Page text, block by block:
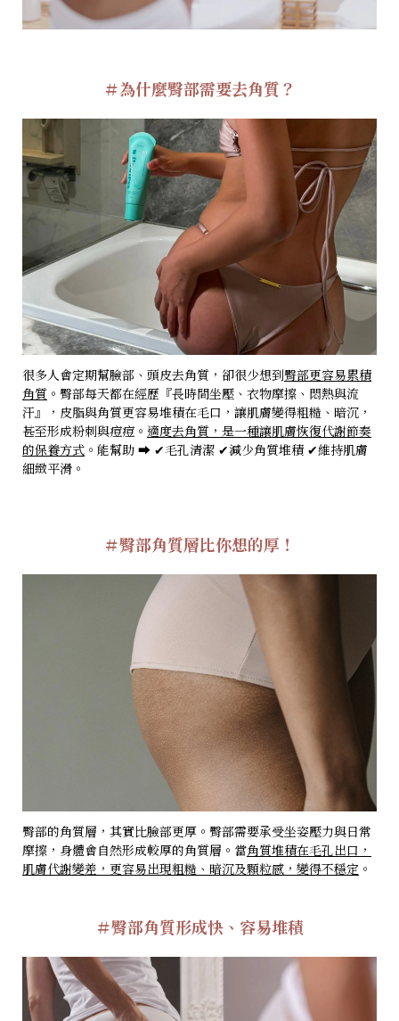
＃為什麼臀部需要去角質？
很多人會定期幫臉部、頭皮去角質，卻很少想到臀部更容易累積
角質 。臀部每天都在經歷『長時間坐壓、衣物摩擦、悶熱與流
汗』，皮脂與角質更容易堆積在毛口，讓肌膚變得粗糙、暗沉，
甚至形成粉刺與痘痘。 適度去角質，是一種讓肌膚恢復代謝節奏
的保養方式 。能幫助 ➡️ ✔毛孔清潔 ✔減少角質堆積 ✔維持肌膚
細緻平滑。
＃臀部角質層比你想的厚！
臀部的角質層，其實比臉部更厚。臀部需要承受坐姿壓力與日常
摩擦，身體會自然形成較厚的角質層。當角質堆積在毛孔出口，
肌膚代謝變差，更容易出現粗糙、暗沉及顆粒感，變得不穩定 。
＃臀部角質形成快、容易堆積